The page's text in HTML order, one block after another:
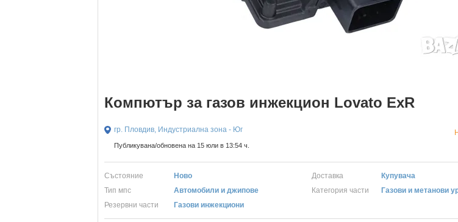
Компютър за газов инжекцион Lovato ExR
гр. Пловдив, Индустриална зона - Юг
Публикувана/обновена на 15 юли в 13:54 ч.
Състояние Ново Доставка
Купувача
Тип мпс
Автомобили и джипове Категория части
Газови и метанови
Резервни части
Газови инжекциони